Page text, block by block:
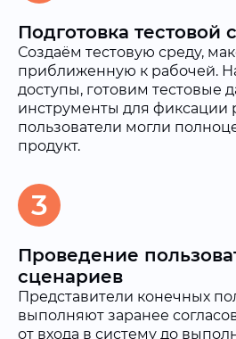
Подготовка тестовой
Создаём тестовую среду,
приближенную к рабочей.
доступы, готовим тестовые
инструменты для фиксации
пользователи могли
продукт.
3
Проведение
сценариев
Представители конечных
выполняют заранее
от входа в систему до